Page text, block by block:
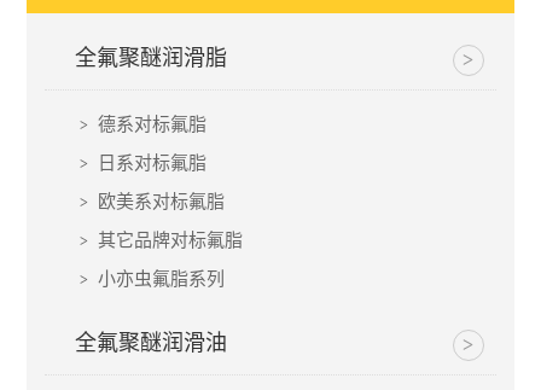
全氟聚醚润滑脂
德系对标氟脂
日系对标氟脂
欧美系对标氟脂
其它品牌对标氟脂
小亦虫氟脂系列
全氟聚醚润滑油